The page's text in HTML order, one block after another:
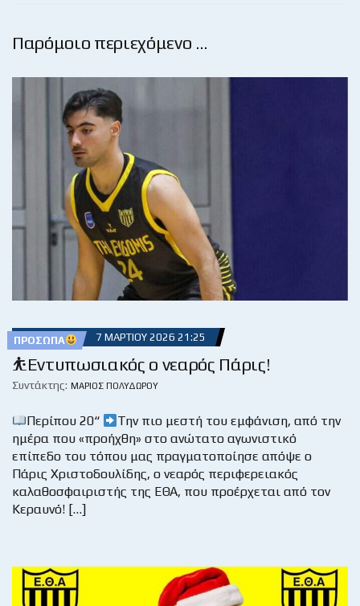
Παρόμοιο περιεχόμενο …
ΠΡΌΣΩΠΑ 7 ΜΑΡΤΊΟΥ 2026 21:25
⛹️Εντυπωσιακός ο νεαρός Πάρις!
Συντάκτης: ΜΆΡΙΟΣ ΠΟΛΥΔΏΡΟΥ
Περίπου 20“
Την πιο μεστή του εμφάνιση, από την
ημέρα που «προήχθη» στο ανώτατο αγωνιστικό
επίπεδο του τόπου μας πραγματοποίησε απόψε ο
Πάρις Χριστοδουλίδης, ο νεαρός περιφερειακός
καλαθοσφαιριστής της ΕΘΑ, που προέρχεται από τον
Κεραυνό! […]